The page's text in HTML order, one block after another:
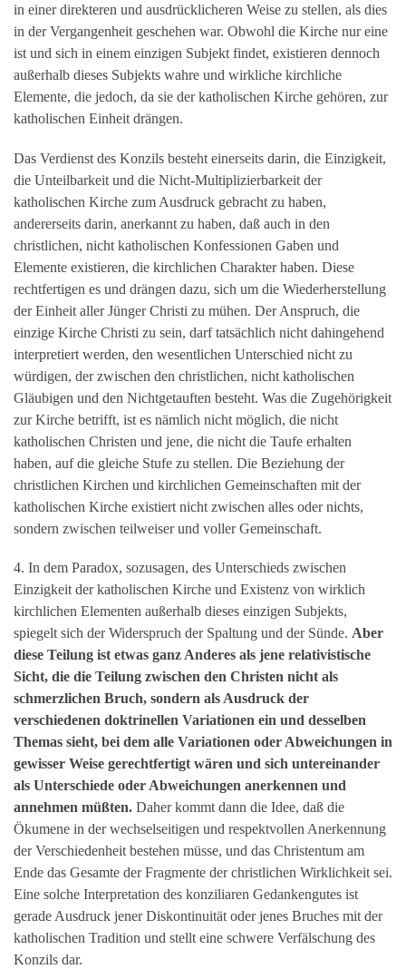
in einer direkteren und ausdrücklicheren Weise zu stellen, als dies
in der Vergangenheit geschehen war. Obwohl die Kirche nur eine
ist und sich in einem einzigen Subjekt findet, existieren dennoch
außerhalb dieses Subjekts wahre und wirkliche kirchliche
Elemente, die jedoch, da sie der katholischen Kirche gehören, zur
katholischen Einheit drängen.
Das Verdienst des Konzils besteht einerseits darin, die Einzigkeit,
die Unteilbarkeit und die Nicht-Multiplizierbarkeit der
katholischen Kirche zum Ausdruck gebracht zu haben,
andererseits darin, anerkannt zu haben, daß auch in den
christlichen, nicht katholischen Konfessionen Gaben und
Elemente existieren, die kirchlichen Charakter haben. Diese
rechtfertigen es und drängen dazu, sich um die Wiederherstellung
der Einheit aller Jünger Christi zu mühen. Der Anspruch, die
einzige Kirche Christi zu sein, darf tatsächlich nicht dahingehend
interpretiert werden, den wesentlichen Unterschied nicht zu
würdigen, der zwischen den christlichen, nicht katholischen
Gläubigen und den Nichtgetauften besteht. Was die Zugehörigkeit
zur Kirche betrifft, ist es nämlich nicht möglich, die nicht
katholischen Christen und jene, die nicht die Taufe erhalten
haben, auf die gleiche Stufe zu stellen. Die Beziehung der
christlichen Kirchen und kirchlichen Gemeinschaften mit der
katholischen Kirche existiert nicht zwischen alles oder nichts,
sondern zwischen teilweiser und voller Gemeinschaft.
4. In dem Paradox, sozusagen, des Unterschieds zwischen
Einzigkeit der katholischen Kirche und Existenz von wirklich
kirchlichen Elementen außerhalb dieses einzigen Subjekts,
spiegelt sich der Widerspruch der Spaltung und der Sünde. Aber
diese Teilung ist etwas ganz Anderes als jene relativistische
Sicht, die die Teilung zwischen den Christen nicht als
schmerzlichen Bruch, sondern als Ausdruck der
verschiedenen doktrinellen Variationen ein und desselben
Themas sieht, bei dem alle Variationen oder Abweichungen in
gewisser Weise gerechtfertigt wären und sich untereinander
als Unterschiede oder Abweichungen anerkennen und
annehmen müßten. Daher kommt dann die Idee, daß die
Ökumene in der wechselseitigen und respektvollen Anerkennung
der Verschiedenheit bestehen müsse, und das Christentum am
Ende das Gesamte der Fragmente der christlichen Wirklichkeit sei.
Eine solche Interpretation des konziliaren Gedankengutes ist
gerade Ausdruck jener Diskontinuität oder jenes Bruches mit der
katholischen Tradition und stellt eine schwere Verfälschung des
Konzils dar.